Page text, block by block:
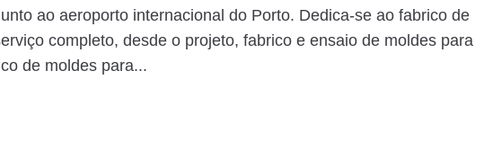
ao aeroporto internacional do Porto. Dedica-se ao fabrico de
completo, desde o projeto, fabrico e ensaio de moldes para
de moldes para...